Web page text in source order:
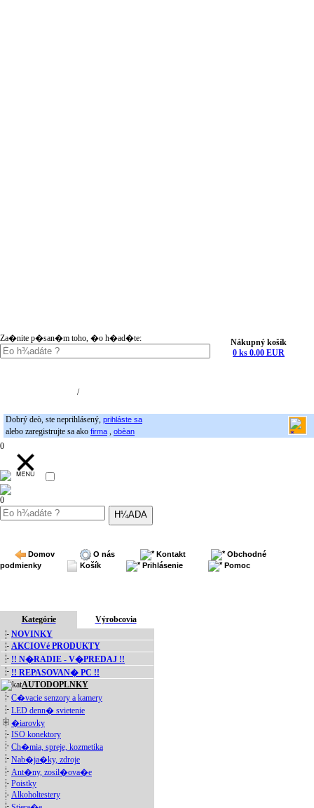
Za�nite p�san�m toho, �o h�ad�te:
Nákupný košík
0 ks 0.00 EUR
/
Dobrý deò, ste neprihlásený, prihláste sa
alebo zaregistrujte sa ako firma , obèan
0
0
Domov O nás Kontakt
Obchodné
podmienky
Košík Prihlásenie Pomoc
Kategórie
Výrobcovia
NOVINKY
AKCIOVé PRODUKTY
!! N�RADIE - V�PREDAJ !!
!! REPASOVAN� PC !!
AUTODOPLNKY
C�vacie senzory a kamery
LED denn� svietenie
�iarovky
ISO konektory
Ch�mia, spreje, kozmetika
Nab�ja�ky, zdroje
Ant�ny, zosil�ova�e
Poistky
Alkoholtestery